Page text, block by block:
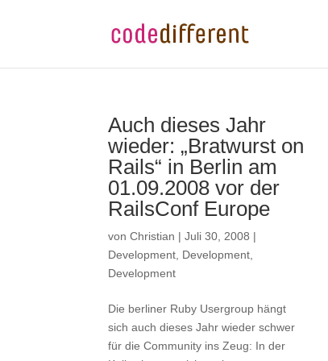
Auch dieses Jahr
wieder: „Bratwurst on
Rails“ in Berlin am
01.09.2008 vor der
RailsConf Europe
vonChristian |Juli 30, 2008 |
Development Development
Development
Die berliner Ruby Usergroup hängt
sich auch dieses Jahr wieder schwer
für die Community ins Zeug: In der